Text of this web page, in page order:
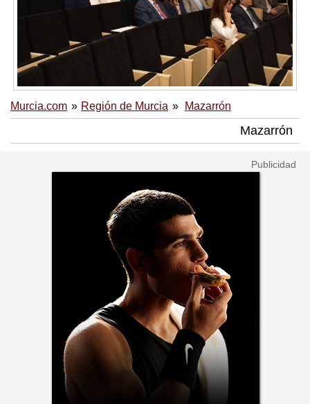
Murcia.com Región de Murcia Mazarrón
Mazarrón